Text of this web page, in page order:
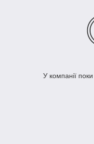
У компанії